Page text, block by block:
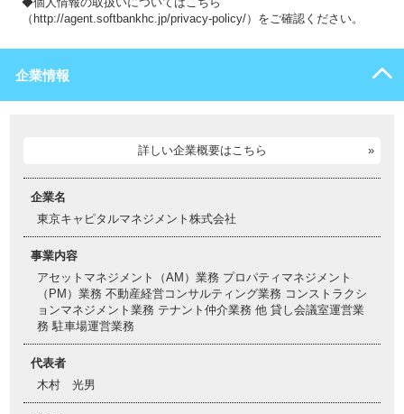
（http://agent.softbankhc.jp/privacy-policy/）をご確認ください。
企業情報
詳しい企業概要はこちら
企業名
東京キャピタルマネジメント株式会社
事業内容
アセットマネジメント（AM）業務 プロパティマネジメント
（PM）業務 不動産経営コンサルティング業務 コンストラクシ
ョンマネジメント業務 テナント仲介業務 他 貸し会議室運営業
務 駐車場運営業務
代表者
木村 光男